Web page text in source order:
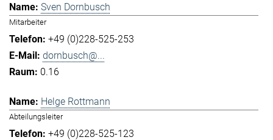
Sven Dornbusch
Mitarbeiter
+49 (0)228-525-253
dornbusch@...
0.16
Helge Rottmann
Abteilungsleiter
+49 (0)228-525-123